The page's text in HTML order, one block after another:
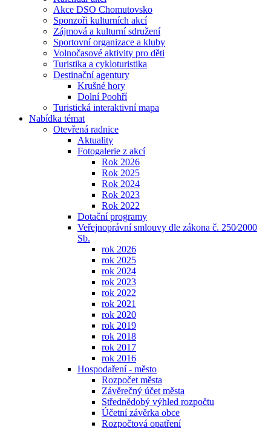
Akce DSO Chomutovsko
Sponzoři kulturních akcí
Zájmová a kulturní sdružení
Sportovní organizace a kluby
Volnočasové aktivity pro děti
Turistika a cykloturistika
Destinační agentury
Krušné hory
Dolní Poohří
Turistická interaktivní mapa
Nabídka témat
Otevřená radnice
Aktuality
Fotogalerie z akcí
Rok 2026
Rok 2025
Rok 2024
Rok 2023
Rok 2022
Dotační programy
Veřejnoprávní smlouvy dle zákona č. 250⁄2000
Sb.
rok 2026
rok 2025
rok 2024
rok 2023
rok 2022
rok 2021
rok 2020
rok 2019
rok 2018
rok 2017
rok 2016
Hospodaření - město
Rozpočet města
Závěrečný účet města
Střednědobý výhled rozpočtu
Účetní závěrka obce
Rozpočtová opatření